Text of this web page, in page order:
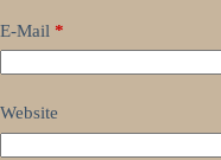
E-Mail *
Website